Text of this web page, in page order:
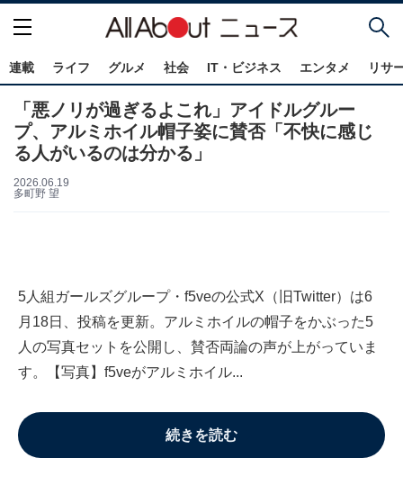
連載 ライフ グルメ 社会 IT・ビジネス エンタメ リサ
「悪ノリが過ぎるよこれ」アイドルグルー
プ、アルミホイル帽子姿に賛否「不快に感じ
る人がいるのは分かる」
2026.06.19
多町野 望
5人組ガールズグループ・f5veの公式X（旧Twitter）は6
月18日、投稿を更新。アルミホイルの帽子をかぶった5
人の写真セットを公開し、賛否両論の声が上がっていま
す。【写真】f5veがアルミホイル...
続きを読む